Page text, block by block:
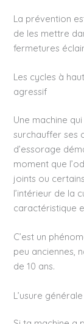
La prévention
de les mettre
fermetures
Les cycles à
agressif
Une machine
surchauffer ses
d’essorage
moment que
joints ou
l’intérieur de la
caractéristique
C’est un
peu anciennes,
de 10 ans.
L’usure